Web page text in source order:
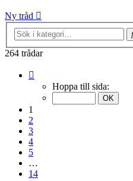
Ny tråd
264 trådar
Hoppa till sida:
1
2
3
4
5
…
14